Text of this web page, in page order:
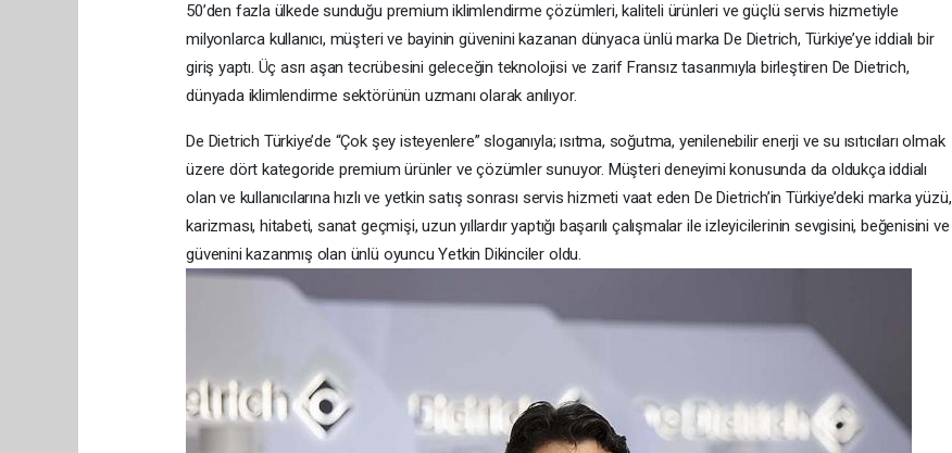
50’den fazla ülkede sunduğu premium iklimlendirme çözümleri, kaliteli ürünleri ve güçlü servis hizmetiyle
milyonlarca kullanıcı, müşteri ve bayinin güvenini kazanan dünyaca ünlü marka De Dietrich, Türkiye’ye iddialı bir
giriş yaptı. Üç asrı aşan tecrübesini geleceğin teknolojisi ve zarif Fransız tasarımıyla birleştiren De Dietrich,
dünyada iklimlendirme sektörünün uzmanı olarak anılıyor.
De Dietrich Türkiye’de “Çok şey isteyenlere” sloganıyla; ısıtma, soğutma, yenilenebilir enerji ve su ısıtıcıları olmak
üzere dört kategoride premium ürünler ve çözümler sunuyor. Müşteri deneyimi konusunda da oldukça iddialı
olan ve kullanıcılarına hızlı ve yetkin satış sonrası servis hizmeti vaat eden De Dietrich’in Türkiye’deki marka yüzü,
karizması, hitabeti, sanat geçmişi, uzun yıllardır yaptığı başarılı çalışmalar ile izleyicilerinin sevgisini, beğenisini ve
güvenini kazanmış olan ünlü oyuncu Yetkin Dikinciler oldu.